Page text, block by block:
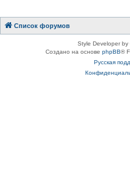
Список форумов
Style Developer
Создано на основе phpBB®
Русская